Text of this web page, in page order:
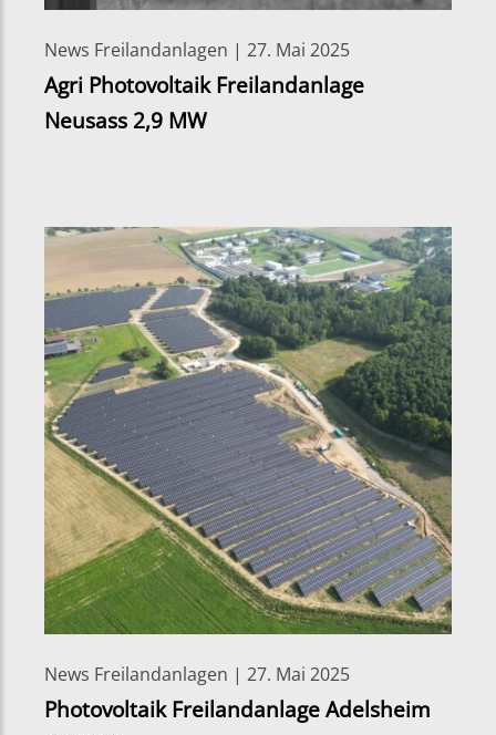
News Freilandanlagen | 27. Mai 2025
Agri Photovoltaik Freilandanlage
Neusass 2,9 MW
News Freilandanlagen | 27. Mai 2025
Photovoltaik Freilandanlage Adelsheim